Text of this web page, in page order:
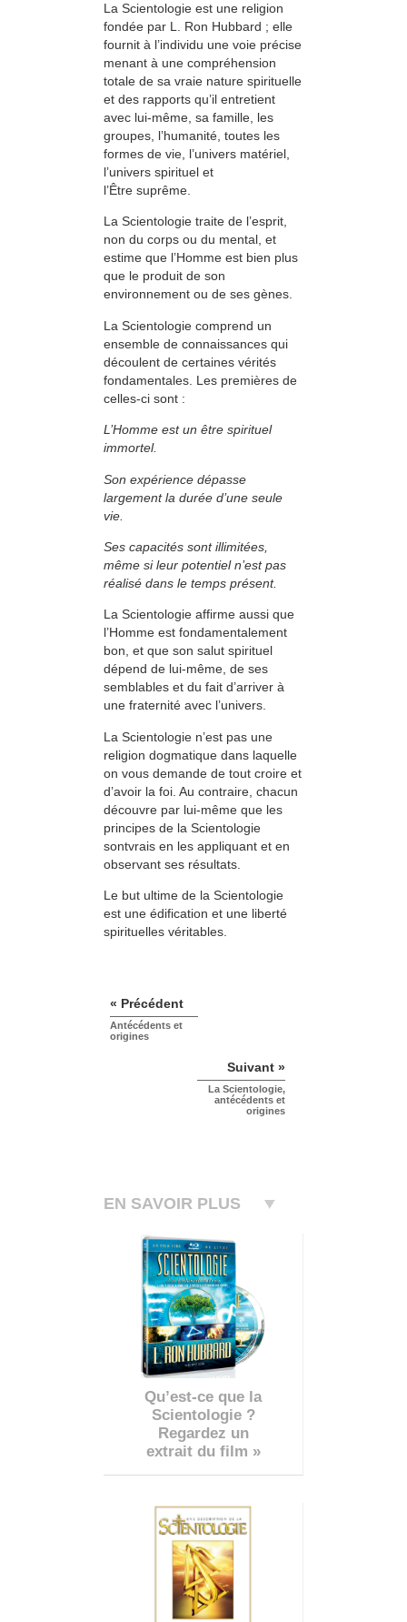
La Scientologie est une religion
fondée par L. Ron Hubbard ; elle
fournit à l’individu une voie précise
menant à une compréhension
totale de sa vraie nature spirituelle
et des rapports qu’il entretient
avec lui-même, sa famille, les
groupes, l’humanité, toutes les
formes de vie, l’univers matériel,
l’univers spirituel et
l’Être suprême.
La Scientologie traite de l’esprit,
non du corps ou du mental, et
estime que l’Homme est bien plus
que le produit de son
environnement ou de ses gènes.
La Scientologie comprend un
ensemble de connaissances qui
découlent de certaines vérités
fondamentales. Les premières de
celles-ci sont :
L’Homme est un être spirituel
immortel.
Son expérience dépasse
largement la durée d’une seule
vie.
Ses capacités sont illimitées,
même si leur po­tentiel n’est pas
réalisé dans le temps présent.
La Scientologie affirme aussi que
l’Homme est fondamentalement
bon, et que son salut spirituel
dépend de lui-même, de ses
semblables et du fait d’arriver à
une fraternité avec l’univers.
La Scientologie n’est pas une
religion dogmatique dans laquelle
on vous demande de tout croire et
d’avoir la foi. Au contraire, chacun
découvre par lui-même que les
principes de la Scientologie
sontvrais en les appliquant et en
observant ses résultats.
Le but ultime de la Scientologie
est une édification et une liberté
spirituelles véritables.
« Précédent
Antécédents et
origines
Suivant »
La Scientologie,
antécédents et
origines
EN SAVOIR PLUS
Qu’est-ce que la
Scientologie ?
Regardez un
extrait du film »